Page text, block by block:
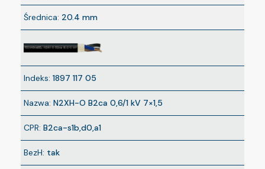
Średnica: 20.4 mm
Indeks: 1897 117 05
Nazwa: N2XH-O B2ca 0,6/1 kV 7×1,5
CPR: B2ca-s1b,d0,a1
BezH: tak